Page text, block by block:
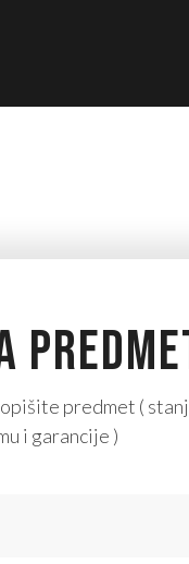
predmet (
i garancije )